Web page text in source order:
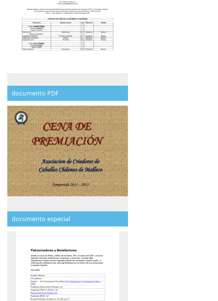
documento PDF
documento especial